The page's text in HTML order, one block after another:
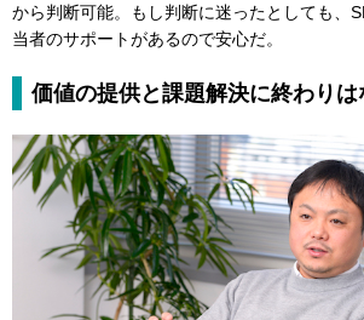
から判断可能。もし判断に迷ったとしても、
当者のサポートがあるので安心だ。
価値の提供と課題解決に終わりは